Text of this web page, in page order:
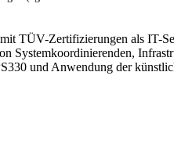
TÜV-Zertifizierungen als IT-
Systemkoordinierenden,
und Anwendung der